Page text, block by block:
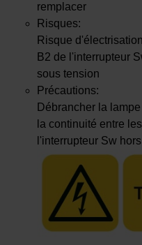
remplacer
Risques:
Risque
B2 de l'interrupteur
sous tension
Précautions:
Débrancher la
la continuité entre
l'interrupteur Sw